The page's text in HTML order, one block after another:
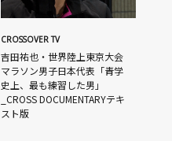
CROSSOVER TV
吉田祐也・世界陸上東京大会
マラソン男子日本代表「青学
史上、最も練習した男」
_CROSS DOCUMENTARYテキ
スト版